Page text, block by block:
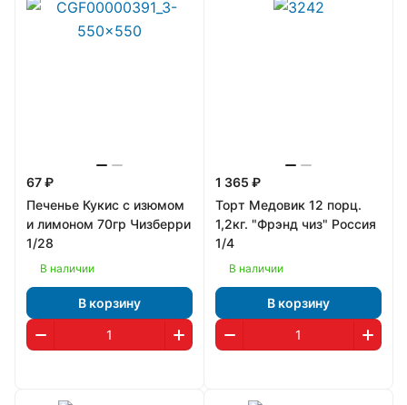
67 ₽
Печенье Кукис с изюмом
и лимоном 70гр Чизберри
1/28
В наличии
В корзину
1 365 ₽
Торт Медовик 12 порц.
1,2кг. "Фрэнд чиз" Россия
1/4
В наличии
В корзину